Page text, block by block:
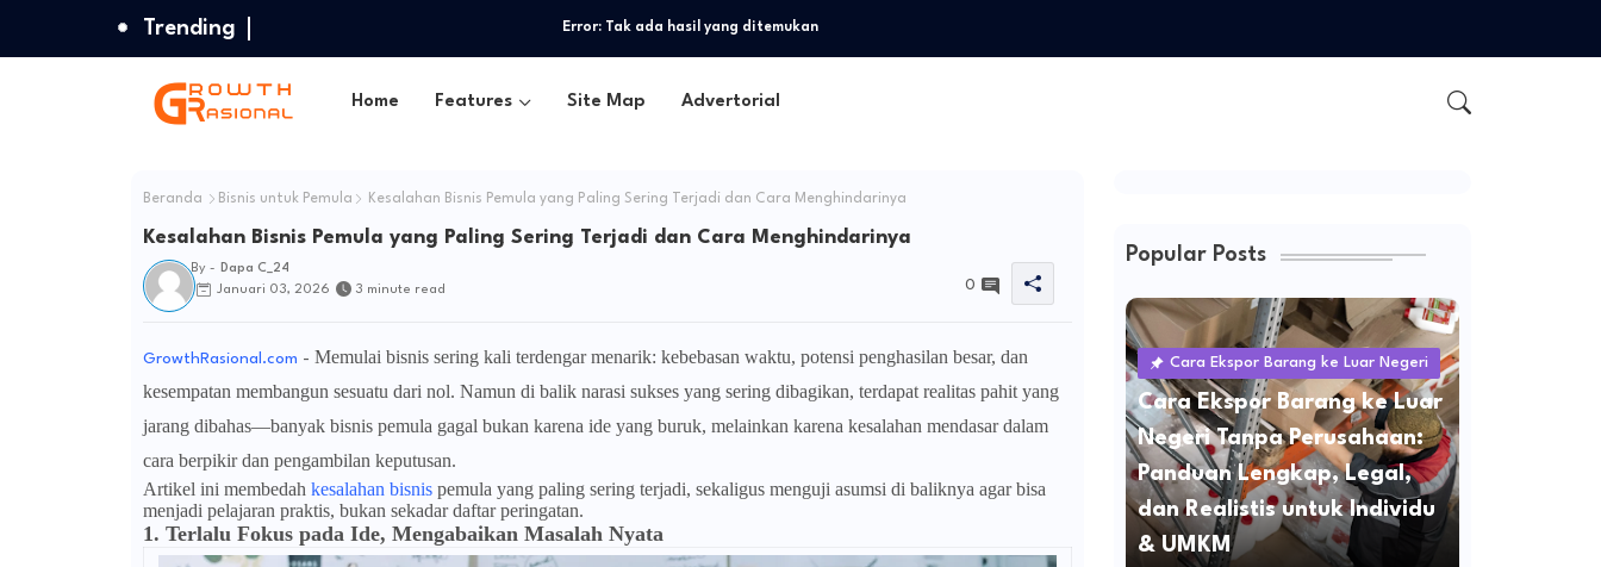
Trending Error: Tak ada hasil yang ditemukan
Home Features Site Map Advertorial
Beranda Bisnis untuk Pemula Kesalahan Bisnis Pemula yang Paling Sering Terjadi dan Cara Menghindarinya
Kesalahan Bisnis Pemula yang Paling Sering Terjadi dan Cara Menghindarinya
By -
Dapa C_24
Januari 03, 2026
3 minute read 0
GrowthRasional.com - Memulai bisnis sering kali terdengar menarik: kebebasan waktu, potensi penghasilan besar, dan
kesempatan membangun sesuatu dari nol. Namun di balik narasi sukses yang sering dibagikan, terdapat realitas pahit yang
jarang dibahas—banyak bisnis pemula gagal bukan karena ide yang buruk, melainkan karena kesalahan mendasar dalam
cara berpikir dan pengambilan keputusan.
Artikel ini membedah kesalahan bisnispemula yang paling sering terjadi, sekaligus menguji asumsi di baliknya agar bisa
menjadi pelajaran praktis, bukan sekadar daftar peringatan.
1. Terlalu Fokus pada Ide, Mengabaikan Masalah Nyata
Popular Posts
Cara Ekspor Barang ke Luar Negeri
Cara Ekspor Barang ke Luar
Negeri Tanpa Perusahaan:
Panduan Lengkap, Legal,
dan Realistis untuk Individu
& UMKM